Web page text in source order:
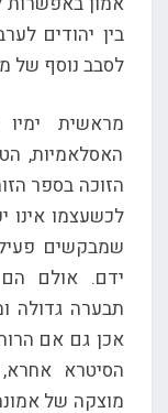
בין יהודים
לסבב נוסף של
מראשית
האסלאמיות,
הזוכה בספר
לכשעצמו אינו
שמבקשים
ידם. אולם
תבערה גדולה
אכן גם אם
הסיטרא
מוצקה של